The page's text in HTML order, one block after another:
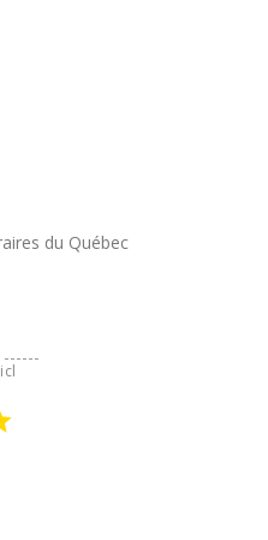
du Québec